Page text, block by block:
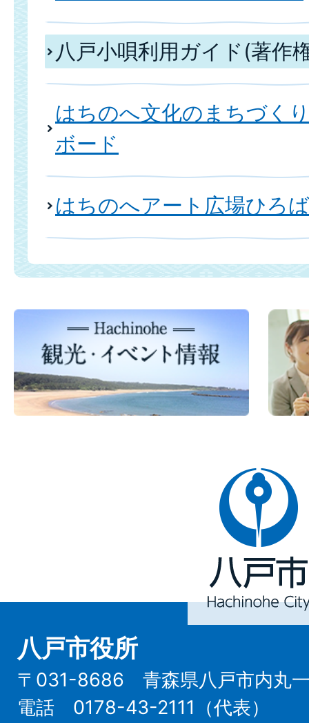
八戸小唄利用ガイド(著作
はちのへ文化のまちづく
ボード
はちのへアート広場ひろ
八
戸
Hachinohe
City
八戸市役所
〒031-8686 青森県八戸市内丸一
電話 0178-43-2111（代表）